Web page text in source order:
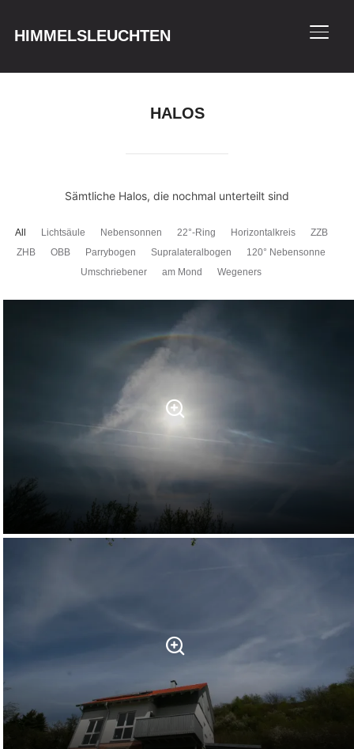
HIMMELSLEUCHTEN
HALOS
Sämtliche Halos, die nochmal unterteilt sind
All Lichtsäule Nebensonnen 22°-Ring Horizontalkreis
ZZB
ZHB
OBB Parrybogen Supralateralbogen
120° Nebensonne
Umschriebener
am Mond Wegeners